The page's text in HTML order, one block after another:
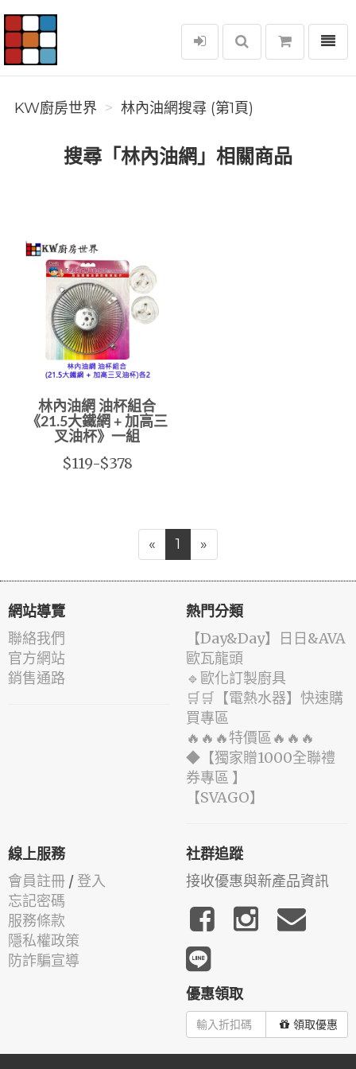
KW廚房世界
選單
KW廚房世界 林內油網搜尋 (第1頁)
搜尋「林內油網」相關商品
林內油網 油杯組合
《21.5大鐵網 + 加高三
叉油杯》一組
$119-$378
« 1 »
網站導覽
聯絡我們
官方網站
銷售通路
熱門分類
️【Day&Day】️日日&AVA
歐瓦龍頭
🔹歐化訂製廚具
🛒🛒【電熱水器】快速購
買專區
🔥🔥🔥特價區🔥🔥🔥
◆【獨家贈1000全聯禮
券專區 】
️【SVAGO】️
線上服務
會員註冊 / 登入
忘記密碼
服務條款
隱私權政策
防詐騙宣導
社群追蹤
接收優惠與新產品資訊
優惠領取
領取優惠